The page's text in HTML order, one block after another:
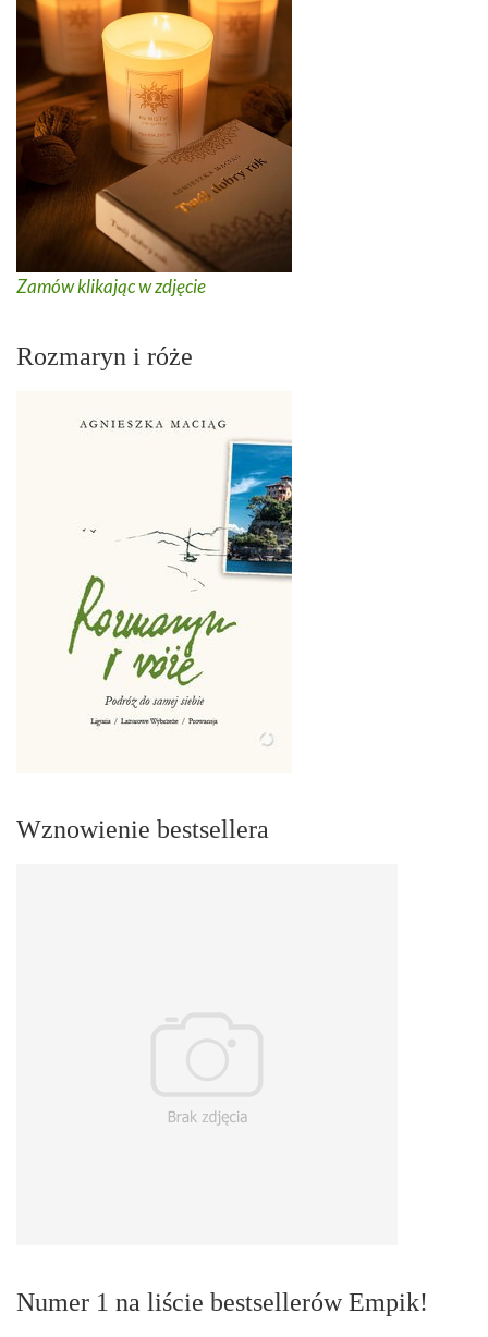
Zamów klikając w zdjęcie
Rozmaryn i róże
Wznowienie bestsellera
Numer 1 na liście bestsellerów Empik!